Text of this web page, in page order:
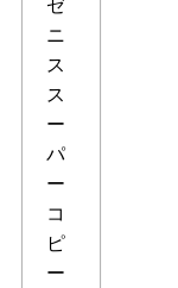
ニ
ス
ス
ー
パ
ー
コ
ピ
ー